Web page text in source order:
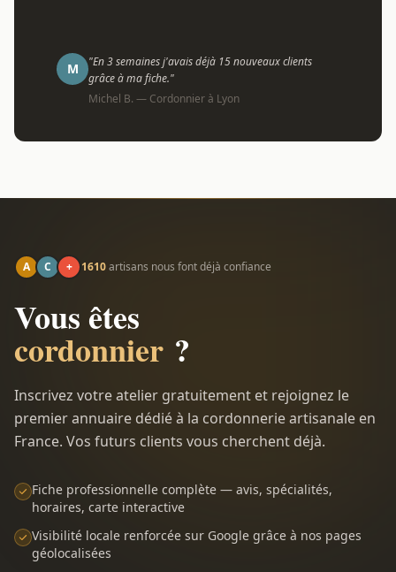
M
"En 3 semaines j'avais déjà 15 nouveaux clients
grâce à ma fiche."
Michel B. — Cordonnier à Lyon
A C + 1610artisans nous font déjà confiance
Vous êtes
cordonnier ?
Inscrivez votre atelier gratuitement et rejoignez le
premier annuaire dédié à la cordonnerie artisanale en
France. Vos futurs clients vous cherchent déjà.
Fiche professionnelle complète — avis, spécialités,
horaires, carte interactive
Visibilité locale renforcée sur Google grâce à nos pages
géolocalisées